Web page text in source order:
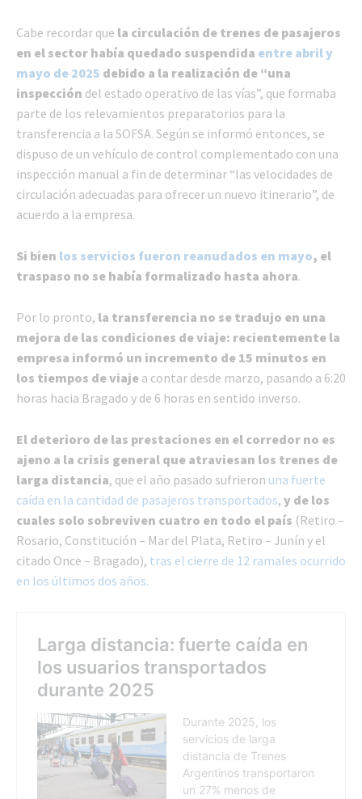
Cabe recordar que la circulación de trenes de pasajeros
en el sector había quedado suspendida entre abril y
mayo de 2025 debido a la realización de “una
inspección del estado operativo de las vías”, que formaba
parte de los relevamientos preparatorios para la
transferencia a la SOFSA. Según se informó entonces, se
dispuso de un vehículo de control complementado con una
inspección manual a fin de determinar “las velocidades de
circulación adecuadas para ofrecer un nuevo itinerario”, de
acuerdo a la empresa.
Si bien los servicios fueron reanudados en mayo, el
traspaso no se había formalizado hasta ahora.
Por lo pronto, la transferencia no se tradujo en una
mejora de las condiciones de viaje: recientemente la
empresa informó un incremento de 15 minutos en
los tiempos de viaje a contar desde marzo, pasando a 6:20
horas hacia Bragado y de 6 horas en sentido inverso.
El deterioro de las prestaciones en el corredor no es
ajeno a la crisis general que atraviesan los trenes de
larga distancia, que el año pasado sufrieron una fuerte
caída en la cantidad de pasajeros transportados, y de los
cuales solo sobreviven cuatro en todo el país (Retiro –
Rosario, Constitución – Mar del Plata, Retiro – Junín y el
citado Once – Bragado), tras el cierre de 12 ramales ocurrido
en los últimos dos años.